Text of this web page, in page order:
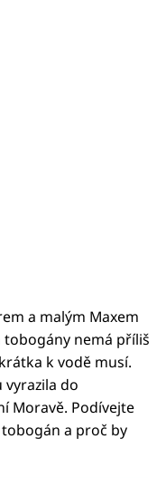
a malým Maxem
tobogány nemá příliš
k vodě musí.
vyrazila do
Moravě. Podívejte
a proč by